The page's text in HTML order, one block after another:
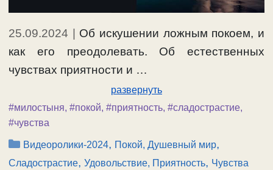
25.09.2024 | Об искушении ложным покоем, и
как его преодолевать. Об естественных
чувствах приятности и …
развернуть
#милостыня, #покой, #приятность, #сладострастие,
#чувства
Рубрики
Видеоролики-2024, Покой, Душевный мир,
Сладострастие, Удовольствие, Приятность, Чувства